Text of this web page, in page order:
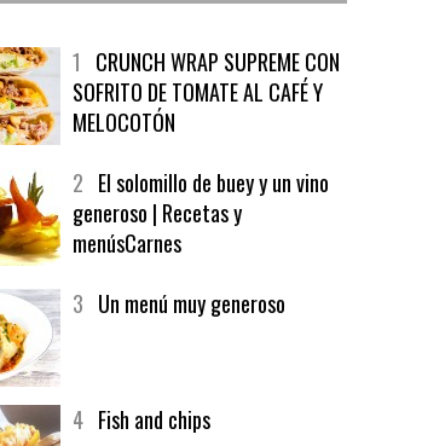
ÚLTIMAS PUBLICACIONES
SOFRITO DE TOMATE AL CAFÉ Y
MELOCOTÓN
generoso | Recetas y